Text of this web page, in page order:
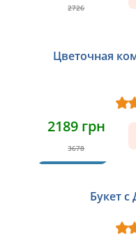
2726
Цветочная
2189 грн
3678
Букет